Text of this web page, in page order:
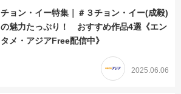
チョン・イー特集｜＃３チョン・イー(成毅)
の魅力たっぷり！ おすすめ作品4選《エン
タメ・アジアFree配信中》
2025.06.06